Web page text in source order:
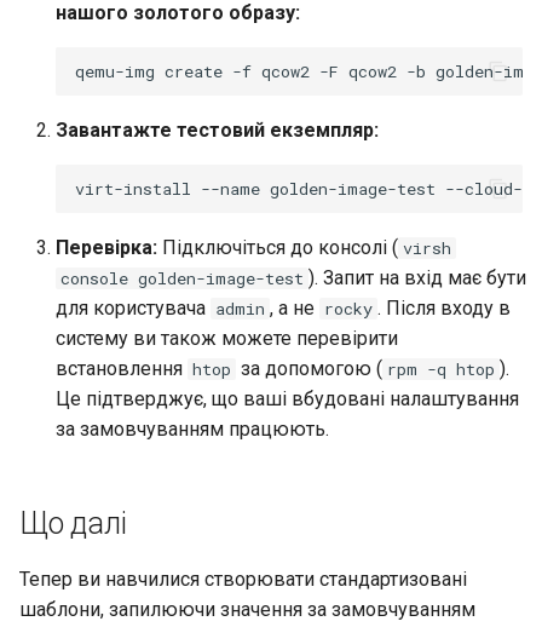
нашого золотого образу:
qemu-img create -f qcow2 -F qcow2 -b golden-
Завантажте тестовий екземпляр:
virt-install --name golden-image-test --cloud-
Перевірка: Підключіться до консолі ( virsh
console golden-image-test ). Запит на вхід має бути
для користувача admin , а не rocky . Після входу в
систему ви також можете перевірити
встановлення htop за допомогою ( rpm -q htop ).
Це підтверджує, що ваші вбудовані налаштування
за замовчуванням працюють.
Що далі
Тепер ви навчилися створювати стандартизовані
шаблони, запилюючи значення за замовчуванням